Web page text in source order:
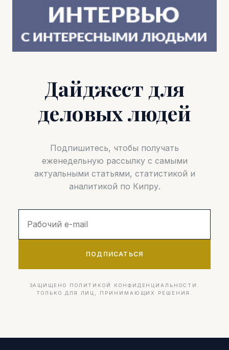
Дайджест для
деловых людей
Подпишитесь, чтобы получать
еженедельную рассылку с самыми
актуальными статьями, статистикой и
аналитикой по Кипру.
ПОДПИСАТЬСЯ
ЗАЩИЩЕНО ПОЛИТИКОЙ КОНФИДЕНЦИАЛЬНОСТИ.
ТОЛЬКО ДЛЯ ЛИЦ, ПРИНИМАЮЩИХ РЕШЕНИЯ.